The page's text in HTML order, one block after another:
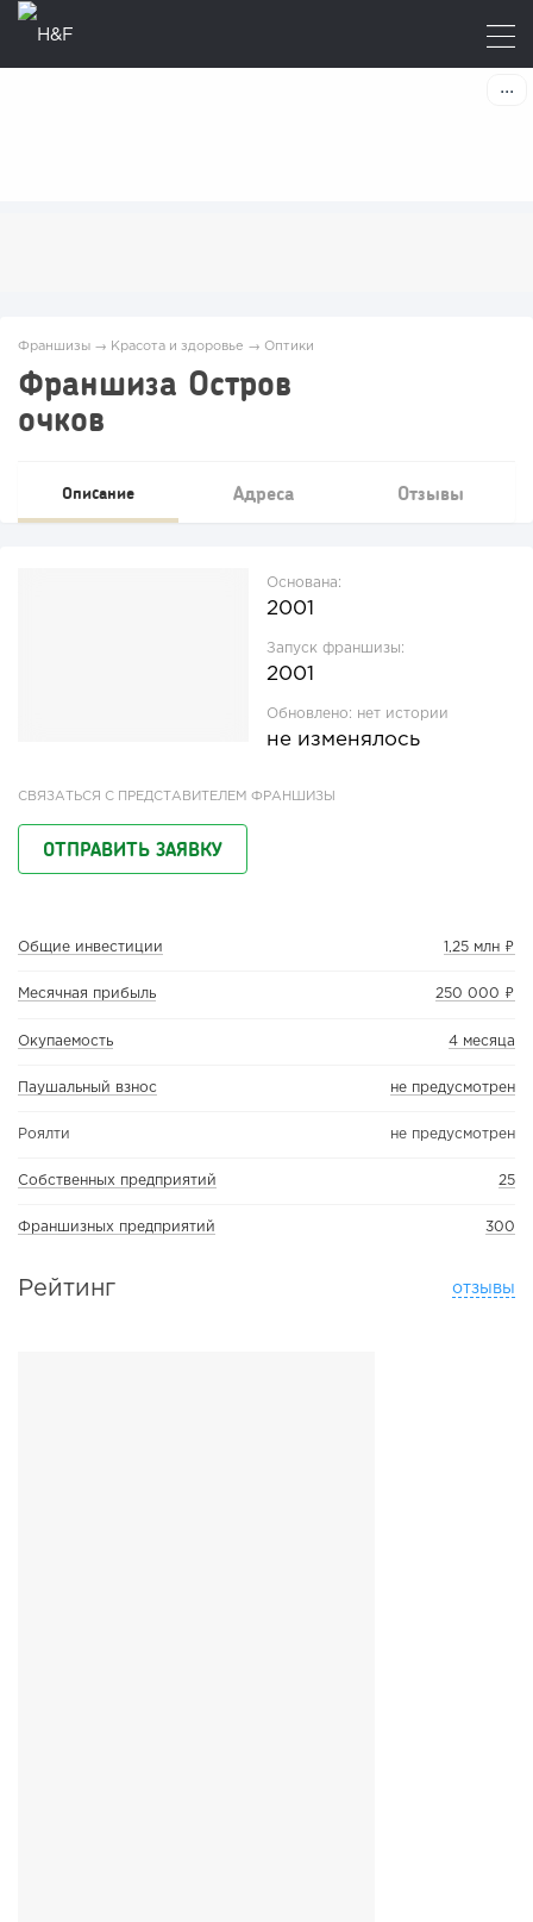
Франшизы → Красота и здоровье → Оптики
Франшиза Остров
очков
Описание Адреса Отзывы
Основана:
2001
Запуск франшизы:
2001
Обновлено: нет истории
не изменялось
СВЯЗАТЬСЯ С ПРЕДСТАВИТЕЛЕМ ФРАНШИЗЫ
ОТПРАВИТЬ ЗАЯВКУ
Общие инвестиции 1,25 млн ₽
Месячная прибыль 250 000 ₽
Окупаемость 4 месяца
Паушальный взнос не предусмотрен
Роялти не предусмотрен
Собственных предприятий 25
Франшизных предприятий 300
Рейтинг отзывы